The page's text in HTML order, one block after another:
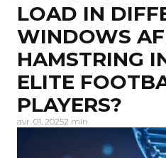
LOAD IN
WINDOWS
HAMSTRING
ELITE
PLAYERS?
avr. 01, 20252 min